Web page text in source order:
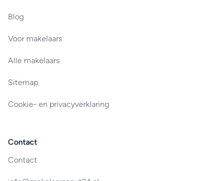
Blog
Voor makelaars
Alle makelaars
Sitemap
Cookie- en privacyverklaring
Contact
Contact